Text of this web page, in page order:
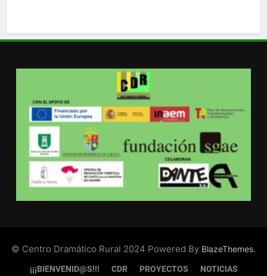
© Centro Dramático Rural 2024 Powered By BlazeThemes.
¡¡¡BIENVENID@S!!! CDR PROYECTOS NOTICIAS